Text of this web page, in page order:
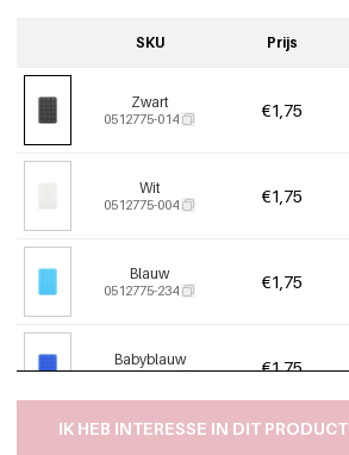
SKU Prijs
Zwart
0512775-014 €1,75
Wit
0512775-004 €1,75
Blauw
0512775-234 €1,75
Babyblauw
0512775-274 €1,75
IK HEB INTERESSE IN DIT PRODUCT